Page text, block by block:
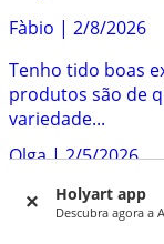
Holyart app
Descubra agora a
Fàbio | 2/8/2026
Tenho tido boas
produtos são de
variedade...
Olga|2/5/2026
Experiência
rapidamente